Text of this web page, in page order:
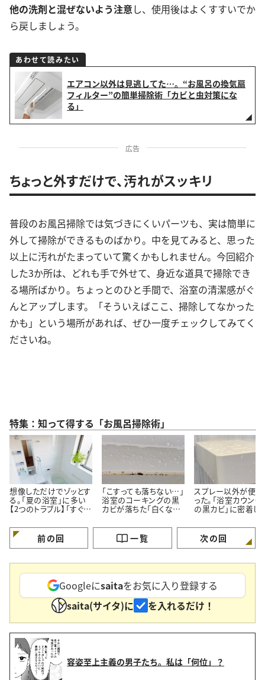
他の洗剤と混ぜないよう注意し、使用後はよくすすいでか
ら戻しましょう。
あわせて読みたい
エアコン以外は見逃してた…。“お風呂の換気扇
フィルター”の簡単掃除術「カビと虫対策にな
る」
広告
ちょっと外すだけで、汚れがスッキリ
普段のお風呂掃除では気づきにくいパーツも、実は簡単に
外して掃除ができるものばかり。中を見てみると、思った
以上に汚れがたまっていて驚くかもしれません。今回紹介
した3か所は、どれも手で外せて、身近な道具で掃除でき
る場所ばかり。ちょっとのひと手間で、浴室の清潔感がぐ
んとアップします。「そういえばここ、掃除してなかった
かも」という場所があれば、ぜひ一度チェックしてみてく
ださいね。
特集：知って得する「お風呂掃除術」
想像しただけでゾッとす
る。「夏の浴室」に多い
【2つのトラブル】「すぐ対
「こすっても落ちない…」
浴室のコーキングの黒
カビが落ちた「白くなっ
掃除術】
スプレー以外が便
った。「浴室カウンタ
の黒カビ」に密着し
掃除術】
前の回 一覧 次の回
Googleにsaitaをお気に入り登録する
saita(サイタ)に
を入れるだけ！
容姿至上主義の男子たち。私は「何位」？